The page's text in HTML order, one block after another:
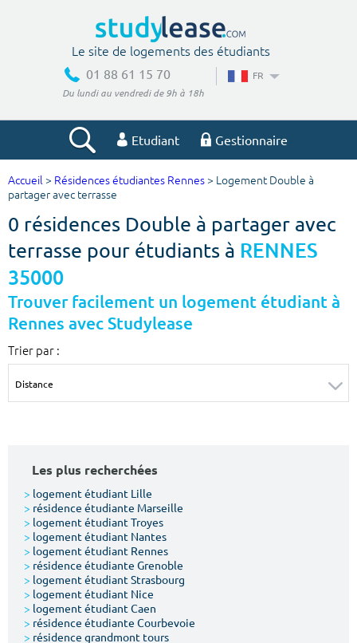
Le site de logements des étudiants
01 88 61 15 70
Du lundi au vendredi de 9h à 18h
FR
Etudiant Gestionnaire
Votre recherche
Ville, école
Budget min
€
Budget max
m² m²
Votre date d'entrée
Chercher
Accueil > Résidences étudiantes Rennes > Logement Double à
partager avec terrasse
0 résidences Double à partager avec
terrasse pour étudiants à RENNES
35000
Trouver facilement un logement étudiant à
Rennes avec Studylease
Trier par :
Les plus recherchées
> logement étudiant Lille
> résidence étudiante Marseille
> logement étudiant Troyes
> logement étudiant Nantes
> logement étudiant Rennes
> résidence étudiante Grenoble
> logement étudiant Strasbourg
> logement étudiant Nice
> logement étudiant Caen
> résidence étudiante Courbevoie
> résidence grandmont tours